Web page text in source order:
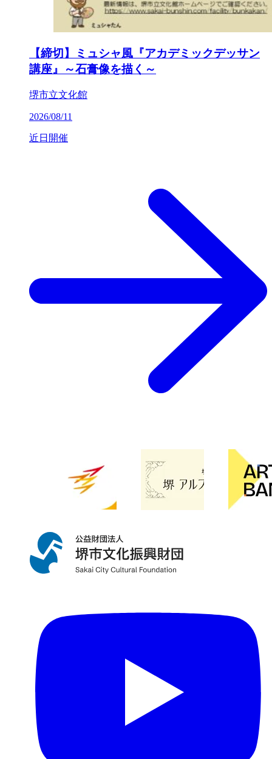
【締切】ミュシャ風『アカデミックデッサン
講座』～石膏像を描く～
堺市立文化館
2026/08/11
近日開催